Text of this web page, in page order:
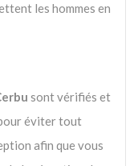
les hommes en
sont vérifiés et
éviter tout
afin que vous